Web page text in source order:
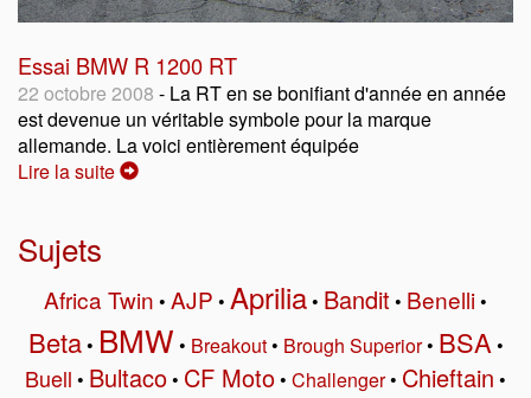
Essai BMW R 1200 RT
22 octobre 2008 - La RT en se bonifiant d'année en année
est devenue un véritable symbole pour la marque
allemande. La voici entièrement équipée
Lire la suite
Sujets
Africa Twin • AJP • Aprilia• Bandit • Benelli•
Beta• BMW • Breakout• Brough Superior• BSA•
Buell • Bultaco• CF Moto• Challenger• Chieftain •